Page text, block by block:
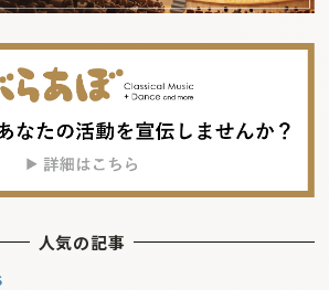
人気の記事